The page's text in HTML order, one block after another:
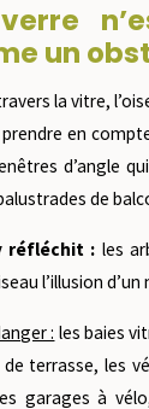
un
la vitre,
en
d’angle
de
réfléchit : les
l’illusion d’un
: les baies
terrasse, les
garages à